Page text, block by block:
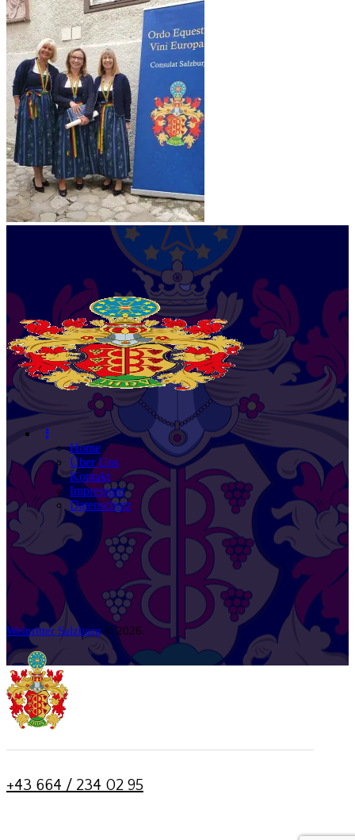
Home
Über Uns
Kontakt
Impressum
Datenschutz
Weinritter Salzburg © 2026.
+43 664 / 234 02 95